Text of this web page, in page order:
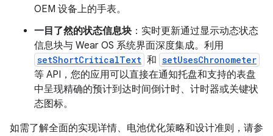
OEM 设备上的手表。
一目了然的状态信息块 ：实时更新通过显示动态状态
信息块与 Wear OS 系统界面深度集成。利用
setShortCriticalText 和 setUsesChronometer
等 API，您的应用可以直接在通知托盘和支持的表盘
中呈现精确的预计到达时间倒计时、计时器或关键状
态图标。
如需了解全面的实现详情、电池优化策略和设计准则，请参